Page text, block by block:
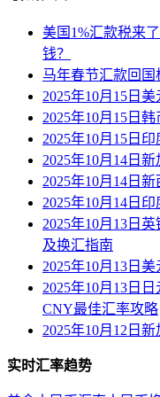
美国1%汇款税来
钱？
马年春节汇款回
2025年10月15日
2025年10月15日
2025年10月15日
2025年10月14日
2025年10月14日
2025年10月14日
2025年10月13日
及换汇指南
2025年10月13日
2025年10月13日
CNY最佳汇率攻略
2025年10月12日
实时汇率趋势